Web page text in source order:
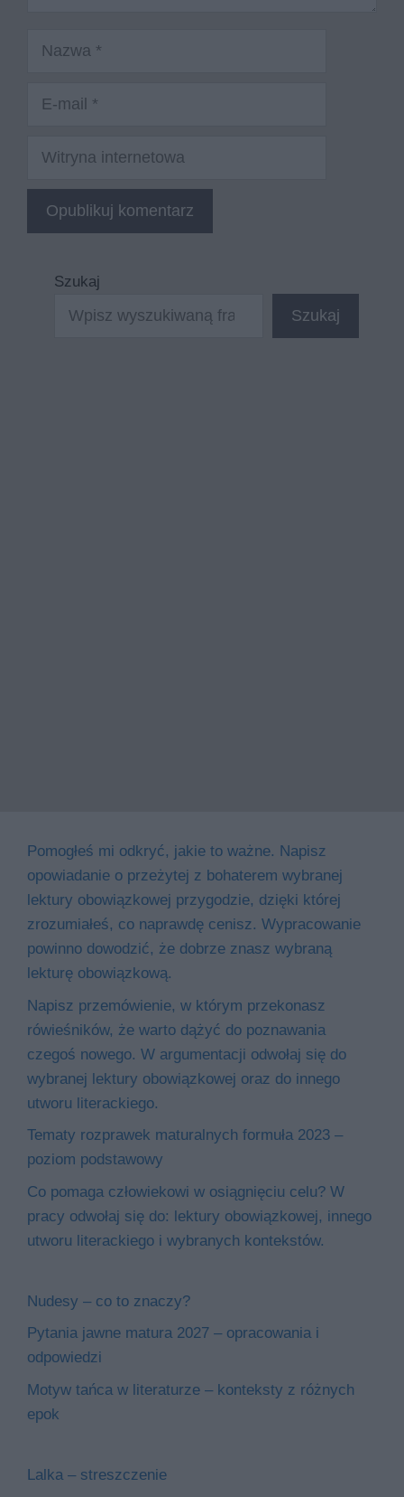
Nazwa
Witryna
Szukaj
Szukaj
Pomogłeś mi odkryć, jakie to ważne. Napisz
opowiadanie o przeżytej z bohaterem wybranej
lektury obowiązkowej przygodzie, dzięki której
zrozumiałeś, co naprawdę cenisz. Wypracowanie
powinno dowodzić, że dobrze znasz wybraną
lekturę obowiązkową.
Napisz przemówienie, w którym przekonasz
rówieśników, że warto dążyć do poznawania
czegoś nowego. W argumentacji odwołaj się do
wybranej lektury obowiązkowej oraz do innego
utworu literackiego.
Tematy rozprawek maturalnych formuła 2023 –
poziom podstawowy
Co pomaga człowiekowi w osiągnięciu celu? W
pracy odwołaj się do: lektury obowiązkowej, innego
utworu literackiego i wybranych kontekstów.
Nudesy – co to znaczy?
Pytania jawne matura 2027 – opracowania i
odpowiedzi
Motyw tańca w literaturze – konteksty z różnych
epok
Lalka – streszczenie